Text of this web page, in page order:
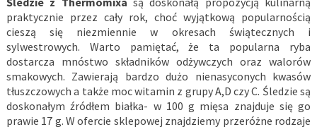
praktycznie przez cały rok, choć wyjątkową popularnością
cieszą się niezmiennie w okresach świątecznych i
sylwestrowych. Warto pamiętać, że ta popularna ryba
dostarcza mnóstwo składników odżywczych oraz walorów
smakowych. Zawierają bardzo dużo nienasyconych kwasów
tłuszczowych a także moc witamin z grupy A,D czy C. Śledzie są
doskonałym źródłem białka- w 100 g mięsa znajduje się go
prawie 17 g. W ofercie sklepowej znajdziemy przeróżne rodzaje